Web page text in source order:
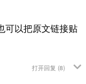
可以把原文链接贴
打开回复 (8)